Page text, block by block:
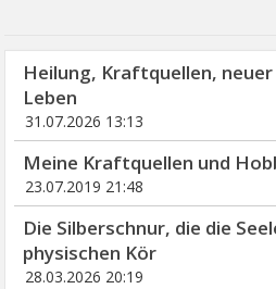
Heilung, Kraftquellen,
Leben
31.07.2026 13:13
Meine Kraftquellen und
23.07.2019 21:48
Die Silberschnur, die die
physischen Kör
28.03.2026 20:19